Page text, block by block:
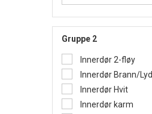
Gruppe 2
Innerdør 2-fløy
Innerdør Brann/Lyd
Innerdør Hvit
Innerdør karm